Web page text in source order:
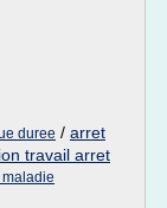
duree / arret
travail arret